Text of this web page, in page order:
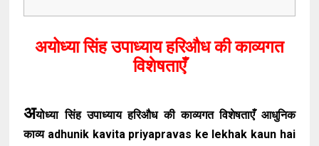
अयोध्या सिंह उपाध्याय हरिऔध की काव्यगत
विशेषताएँ
अयोध्या सिंह उपाध्याय हरिऔध की काव्यगत विशेषताएँ आधुनिक
काव्य adhunik kavita priyapravas ke lekhak kaun hai